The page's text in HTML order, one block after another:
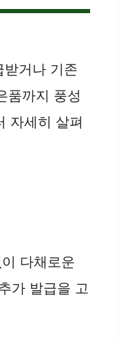
거나 기존
품까지 풍성
자세히 살펴
다채로운
가 발급을 고